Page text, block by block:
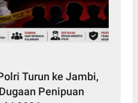
Turun ke Jambi,
Penipuan